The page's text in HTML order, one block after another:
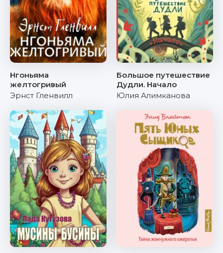
Нгоньяма
желтогривый
Эрнст Гленвилл
Большое путешествие
Дудли. Начало
Юлия Алимканова